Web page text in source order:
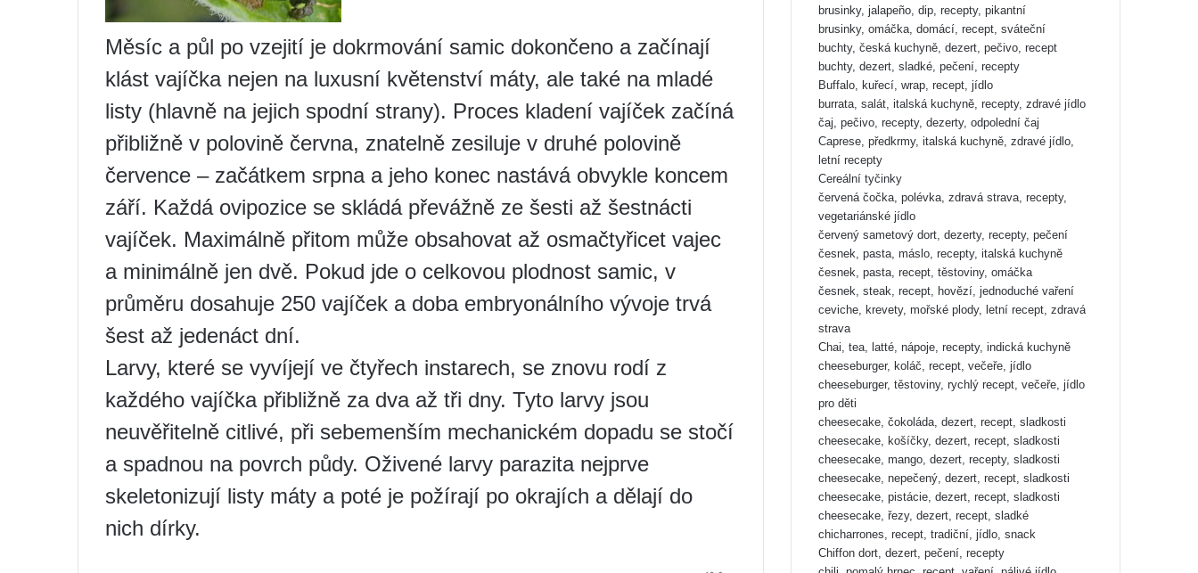
Měsíc a půl po vzejití je dokrmování samic dokončeno a začínají
klást vajíčka nejen na luxusní květenství máty, ale také na mladé
listy (hlavně na jejich spodní strany). Proces kladení vajíček začíná
přibližně v polovině června, znatelně zesiluje v druhé polovině
července – začátkem srpna a jeho konec nastává obvykle koncem
září. Každá ovipozice se skládá převážně ze šesti až šestnácti
vajíček. Maximálně přitom může obsahovat až osmačtyřicet vajec
a minimálně jen dvě. Pokud jde o celkovou plodnost samic, v
průměru dosahuje 250 vajíček a doba embryonálního vývoje trvá
šest až jedenáct dní.
Larvy, které se vyvíjejí ve čtyřech instarech, se znovu rodí z
každého vajíčka přibližně za dva až tři dny. Tyto larvy jsou
neuvěřitelně citlivé, při sebemenším mechanickém dopadu se stočí
a spadnou na povrch půdy. Oživené larvy parazita nejprve
skeletonizují listy máty a poté je požírají po okrajích a dělají do
nich dírky.
brusinky, jalapeño, dip, recepty, pikantní
brusinky, omáčka, domácí, recept, sváteční
buchty, česká kuchyně, dezert, pečivo, recept
buchty, dezert, sladké, pečení, recepty
Buffalo, kuřecí, wrap, recept, jídlo
burrata, salát, italská kuchyně, recepty, zdravé jídlo
čaj, pečivo, recepty, dezerty, odpolední čaj
Caprese, předkrmy, italská kuchyně, zdravé jídlo,
letní recepty
Cereální tyčinky
červená čočka, polévka, zdravá strava, recepty,
vegetariánské jídlo
červený sametový dort, dezerty, recepty, pečení
česnek, pasta, máslo, recepty, italská kuchyně
česnek, pasta, recept, těstoviny, omáčka
česnek, steak, recept, hovězí, jednoduché vaření
ceviche, krevety, mořské plody, letní recept, zdravá
strava
Chai, tea, latté, nápoje, recepty, indická kuchyně
cheeseburger, koláč, recept, večeře, jídlo
cheeseburger, těstoviny, rychlý recept, večeře, jídlo
pro děti
cheesecake, čokoláda, dezert, recept, sladkosti
cheesecake, košíčky, dezert, recept, sladkosti
cheesecake, mango, dezert, recepty, sladkosti
cheesecake, nepečený, dezert, recept, sladkosti
cheesecake, pistácie, dezert, recept, sladkosti
cheesecake, řezy, dezert, recept, sladké
chicharrones, recept, tradiční, jídlo, snack
Chiffon dort, dezert, pečení, recepty